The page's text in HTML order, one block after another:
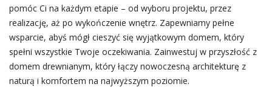
pomóc Ci na każdym etapie – od wyboru projektu, przez
realizację, aż po wykończenie wnętrz. Zapewniamy pełne
wsparcie, abyś mógł cieszyć się wyjątkowym domem, który
spełni wszystkie Twoje oczekiwania. Zainwestuj w przyszłość z
domem drewnianym, który łączy nowoczesną architekturę z
naturą i komfortem na najwyższym poziomie.